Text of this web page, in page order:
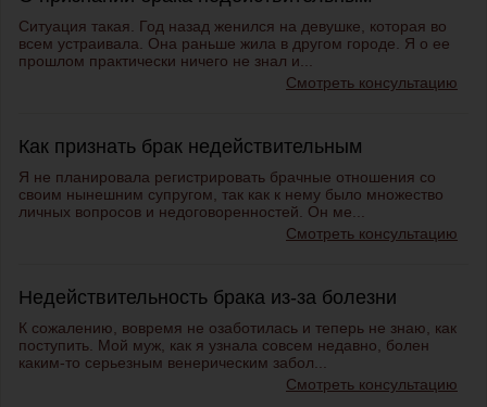
Ситуация такая. Год назад женился на девушке, которая во
всем устраивала. Она раньше жила в другом городе. Я о ее
прошлом практически ничего не знал и...
Смотреть консультацию
Как признать брак недействительным
Я не планировала регистрировать брачные отношения со
своим нынешним супругом, так как к нему было множество
личных вопросов и недоговоренностей. Он ме...
Смотреть консультацию
Недействительность брака из-за болезни
К сожалению, вовремя не озаботилась и теперь не знаю, как
поступить. Мой муж, как я узнала совсем недавно, болен
каким-то серьезным венерическим забол...
Смотреть консультацию